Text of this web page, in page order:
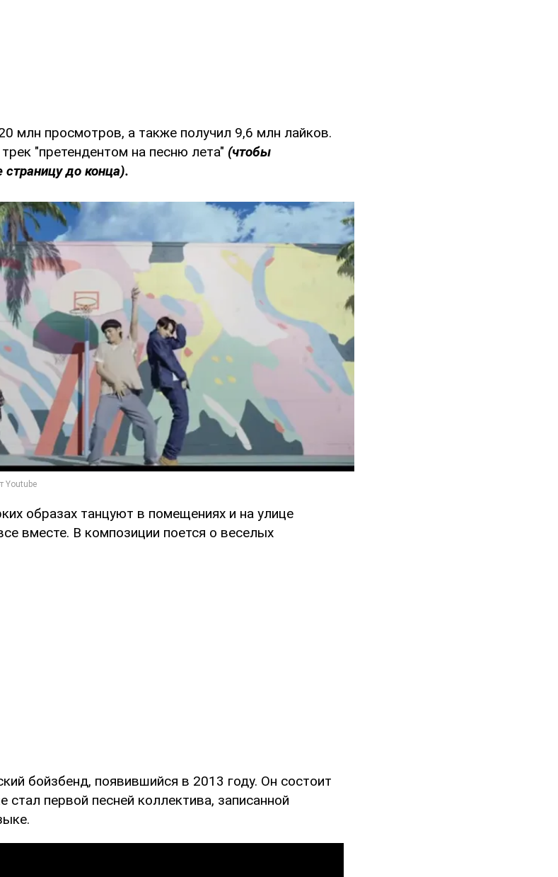
млн просмотров, а также получил 9,6 млн лайков.
"претендентом на песню лета" (чтобы
страницу до конца).
образах танцуют в помещениях и на улице
вместе. В композиции поется о веселых
бойзбенд, появившийся в 2013 году. Он состоит
стал первой песней коллектива, записанной